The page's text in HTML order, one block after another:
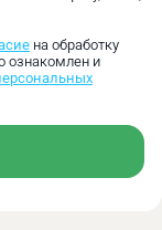
на обработку
ознакомлен и